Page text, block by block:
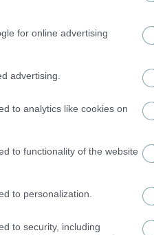
for online advertising
advertising.
to analytics like cookies on
to functionality of the website
to personalization.
to security, including